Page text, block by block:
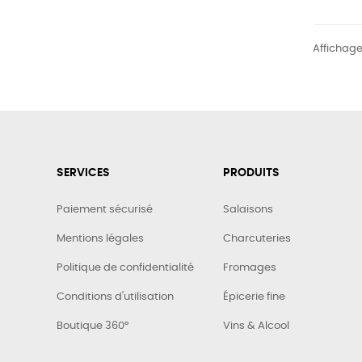
SERVICES
Paiement sécurisé
Mentions légales
Politique de confidentialité
Conditions d'utilisation
Boutique 360°
PRODUITS
Salaisons
Charcuteries
Fromages
Épicerie fine
Vins & Alcool